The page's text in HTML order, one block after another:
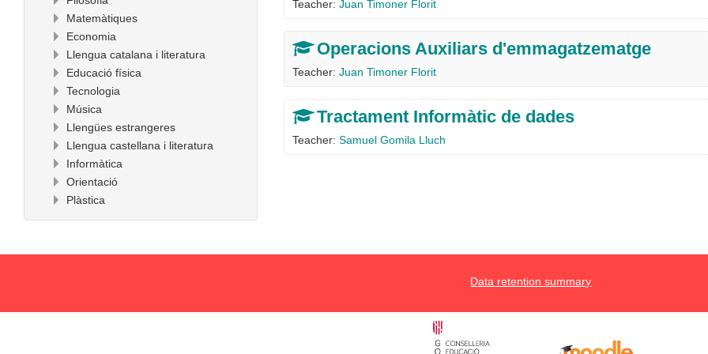
Teacher:Juan Timoner Florit
Operacions Auxiliars d'emmagatzematge
Teacher:Juan Timoner Florit
Tractament Informàtic de dades
Teacher:Samuel Gomila Lluch
Matemàtiques
Economia
Llengua catalana i literatura
Educació física
Tecnologia
Música
Llengües estrangeres
Llengua castellana i literatura
Informàtica
Orientació
Plàstica
Data retention summary